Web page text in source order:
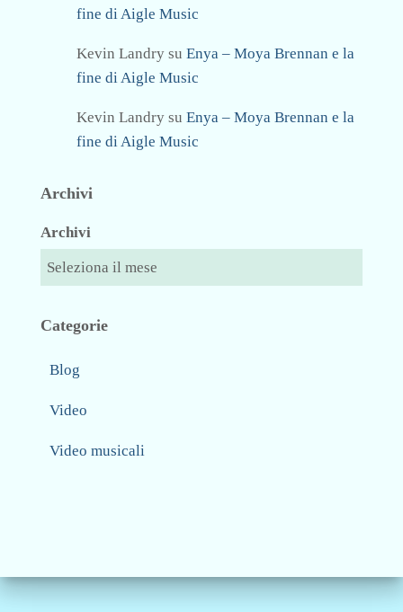
fine di Aigle Music
Kevin Landry su Enya – Moya Brennan e la
fine di Aigle Music
Kevin Landry su Enya – Moya Brennan e la
fine di Aigle Music
Archivi
Archivi
Categorie
Blog
Video
Video musicali